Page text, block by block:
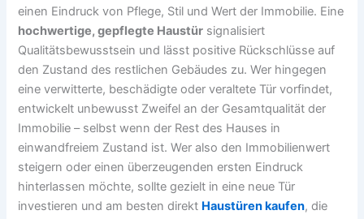
einen Eindruck von Pflege, Stil und Wert der Immobilie. Eine
hochwertige, gepflegte Haustür signalisiert
Qualitätsbewusstsein und lässt positive Rückschlüsse auf
den Zustand des restlichen Gebäudes zu. Wer hingegen
eine verwitterte, beschädigte oder veraltete Tür vorfindet,
entwickelt unbewusst Zweifel an der Gesamtqualität der
Immobilie – selbst wenn der Rest des Hauses in
einwandfreiem Zustand ist. Wer also den Immobilienwert
steigern oder einen überzeugenden ersten Eindruck
hinterlassen möchte, sollte gezielt in eine neue Tür
investieren und am besten direkt Haustüren kaufen, die